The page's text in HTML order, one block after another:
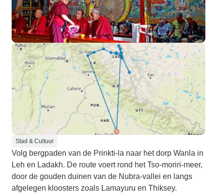
Stad & Cultuur
Volg bergpaden van de Prinkti-la naar het dorp Wanla in
Leh en Ladakh. De route voert rond het Tso-moriri-meer,
door de gouden duinen van de Nubra-vallei en langs
afgelegen kloosters zoals Lamayuru en Thiksey.